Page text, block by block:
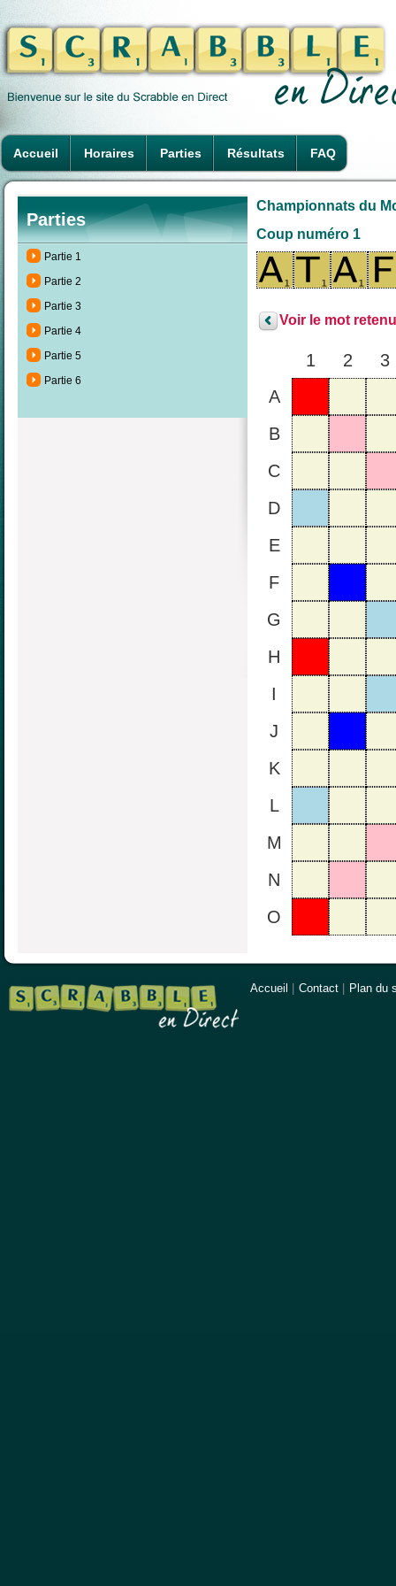
Accueil Horaires Parties Résultats FAQ
Parties
Partie 1
Partie 2
Partie 3
Partie 4
Partie 5
Partie 6
Championnats du
Coup numéro 1
Voir le mot
1 2
3
A
B
C
D
E
F
G
H
I
J
K
L
M
N
O
Accueil Contact Plan du